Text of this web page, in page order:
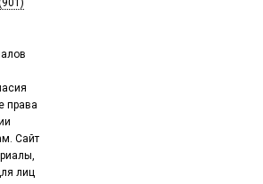
права
Сайт
лиц